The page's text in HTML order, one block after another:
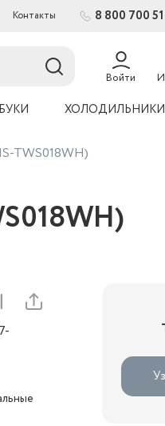
Контакты 8 800 700
Войти
ХОЛОДИЛЬНИКИ
TWS018WH)